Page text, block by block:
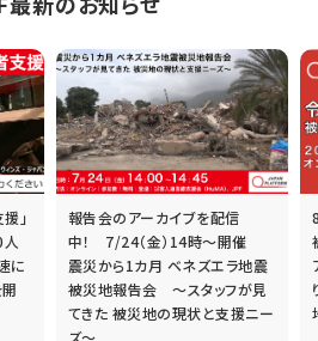
」
に
報告会のアーカイブを配信
中！ 7/24（金）14時～開催
震災から1カ月 ベネズエラ地震
被災地報告会 ～スタッフが見
てきた 被災地の現状と支援ニー